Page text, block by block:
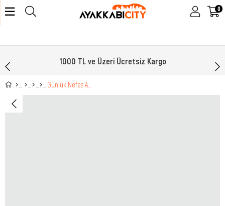
0
1000 TL ve Üzeri Ücretsiz Kargo